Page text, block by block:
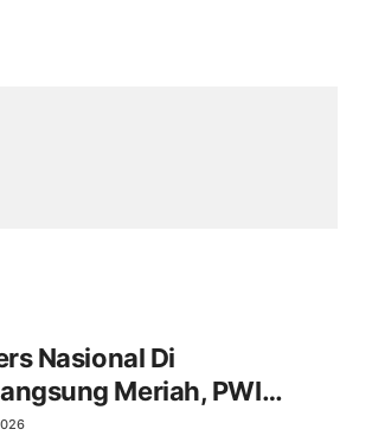
Nasional Di
Meriah, PWI